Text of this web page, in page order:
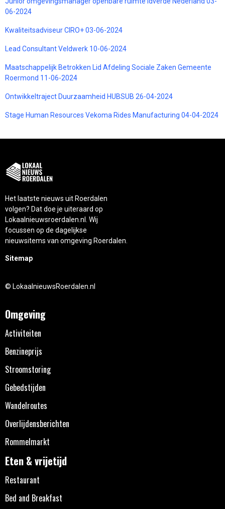
06-2024
Kwaliteitsadviseur CIRO+ 03-06-2024
Lead Consultant Veldwerk 10-06-2024
Maatschappelijk Betrokken Lid Afdeling Sociale Zaken Gemeente
Roermond 11-06-2024
Ontwikkeltraject Duurzaamheid HUBSUB 26-04-2024
Stage Human Resources Vekoma Rides Manufacturing 04-04-2024
Het laatste nieuws uit Roerdalen
volgen? Dat doe je uiteraard op
Lokaalnieuwsroerdalen.nl. Wij
focussen op de dagelijkse
nieuwsitems van omgeving Roerdalen.
Sitemap
© LokaalnieuwsRoerdalen.nl
Omgeving
Activiteiten
Benzineprijs
Stroomstoring
Gebedstijden
Wandelroutes
Overlijdensberichten
Rommelmarkt
Eten & vrijetijd
Restaurant
Bed and Breakfast